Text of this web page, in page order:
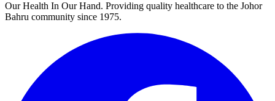
Our Health In Our Hand. Providing quality healthcare to the Johor
Bahru community since 1975.